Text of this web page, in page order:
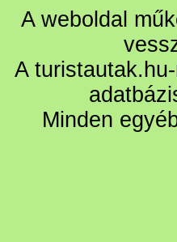
A weboldal
A
Minden